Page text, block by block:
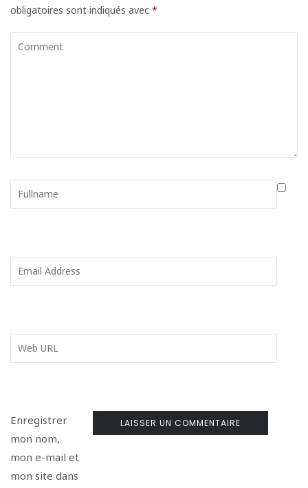
obligatoires sont indiqués avec *
Enregistrer
mon nom,
mon e-mail et
mon site dans